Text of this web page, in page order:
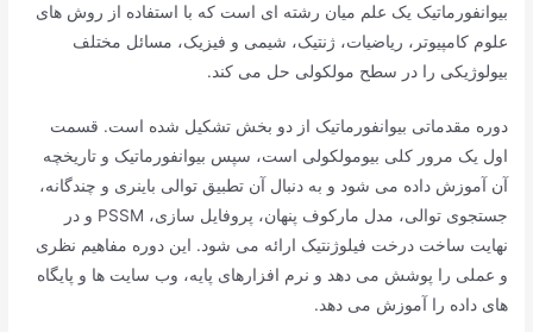
بیوانفورماتیک یک علم میان رشته ای است که با استفاده از روش های
علوم کامپیوتر، ریاضیات، ژنتیک، شیمی و فیزیک، مسائل مختلف
بیولوژیکی را در سطح مولکولی حل می کند.
دوره مقدماتی بیوانفورماتیک از دو بخش تشکیل شده است. قسمت
اول یک مرور کلی بیومولکولی است، سپس بیوانفورماتیک و تاریخچه
آن آموزش داده می شود و به دنبال آن تطبیق توالی باینری و چندگانه،
جستجوی توالی، مدل مارکوف پنهان، پروفایل سازی، PSSM و در
نهایت ساخت درخت فیلوژنتیک ارائه می شود. این دوره مفاهیم نظری
و عملی را پوشش می دهد و نرم افزارهای پایه، وب سایت ها و پایگاه
های داده را آموزش می دهد.